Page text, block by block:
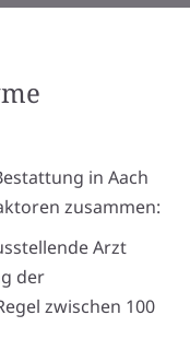
in Aach
zusammen:
Arzt
der
zwischen 100